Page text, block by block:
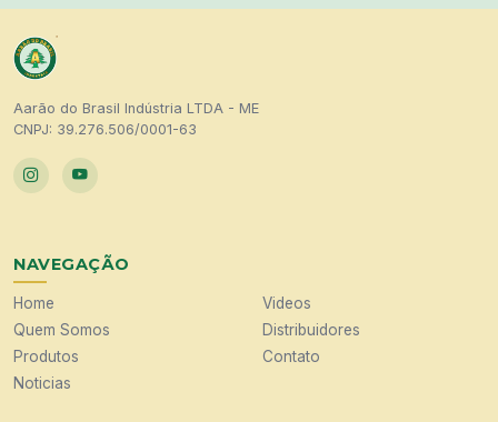
Aarão do Brasil Indústria LTDA - ME
CNPJ: 39.276.506/0001-63
NAVEGAÇÃO
Home
Quem Somos
Produtos
Noticias
Videos
Distribuidores
Contato